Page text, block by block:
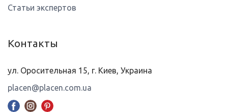
Статьи экспертов
Контакты
ул. Оросительная 15, г. Киев, Украина
placen@placen.com.ua